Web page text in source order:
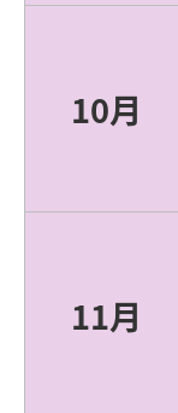
10月
11月